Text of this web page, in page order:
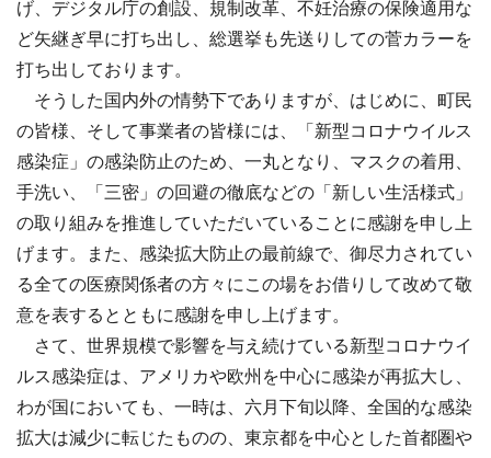
げ、デジタル庁の創設、規制改革、不妊治療の保険適用な
ど矢継ぎ早に打ち出し、総選挙も先送りしての菅カラーを
打ち出しております。
そうした国内外の情勢下でありますが、はじめに、町民
の皆様、そして事業者の皆様には、「新型コロナウイルス
感染症」の感染防止のため、一丸となり、マスクの着用、
手洗い、「三密」の回避の徹底などの「新しい生活様式」
の取り組みを推進していただいていることに感謝を申し上
げます。また、感染拡大防止の最前線で、御尽力されてい
る全ての医療関係者の方々にこの場をお借りして改めて敬
意を表するとともに感謝を申し上げます。
さて、世界規模で影響を与え続けている新型コロナウイ
ルス感染症は、アメリカや欧州を中心に感染が再拡大し、
わが国においても、一時は、六月下旬以降、全国的な感染
拡大は減少に転じたものの、東京都を中心とした首都圏や